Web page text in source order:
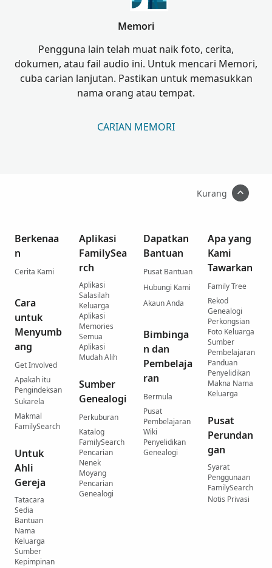
Memori
Pengguna lain telah muat naik foto, cerita,
dokumen, atau fail audio ini. Untuk mencari Memori,
cuba carian lanjutan. Pastikan untuk memasukkan
nama orang atau tempat.
CARIAN MEMORI
Kurang
Berkenaa
n
Cerita Kami
Cara
untuk
Menyumb
ang
Get Involved
Apakah itu
Pengindeksan
Sukarela
Makmal
FamilySearch
Untuk
Ahli
Gereja
Tatacara
Sedia
Bantuan
Nama
Keluarga
Sumber
Kepimpinan
Aplikasi
FamilySea
rch
Aplikasi
Salasilah
Keluarga
Aplikasi
Memories
Semua
Aplikasi
Mudah Alih
Sumber
Genealogi
Perkuburan
Katalog
FamilySearch
Pencarian
Nenek
Moyang
Pencarian
Genealogi
Dapatkan
Bantuan
Pusat Bantuan
Hubungi Kami
Akaun Anda
Bimbinga
n dan
Pembelaja
ran
Bermula
Pusat
Pembelajaran
Wiki
Penyelidikan
Genealogi
Apa yang
Kami
Tawarkan
Family Tree
Rekod
Genealogi
Perkongsian
Foto Keluarga
Sumber
Pembelajaran
Panduan
Penyelidikan
Makna Nama
Keluarga
Pusat
Perundan
gan
Syarat
Penggunaan
FamilySearch
Notis Privasi